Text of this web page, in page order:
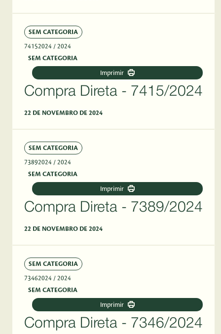
SEM CATEGORIA
74152024 / 2024
SEM CATEGORIA
Imprimir
Compra Direta - 7415/2024
22 DE NOVEMBRO DE 2024
SEM CATEGORIA
73892024 / 2024
SEM CATEGORIA
Imprimir
Compra Direta - 7389/2024
22 DE NOVEMBRO DE 2024
SEM CATEGORIA
73462024 / 2024
SEM CATEGORIA
Imprimir
Compra Direta - 7346/2024